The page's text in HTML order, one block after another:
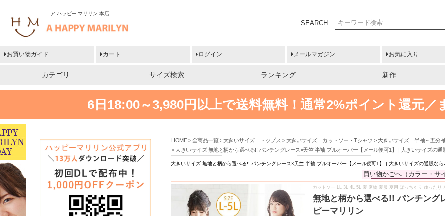
ア ハッピー マリリン 本店
SEARCH
お買い物ガイド カート ログイン メールマガジン お気に入り
カテゴリ サイズ検索 ランキング 新作
6日18:00～3,980円以上で送料無料！ 通常2%ポイント還元／
HOME 全商品一覧 大きいサイズ トップス 大きいサイズ カットソー・Tシャツ
大きいサイズ 半袖～五分袖
大きいサイズ 無地と柄から選べる!! パンチングレース×天竺 半袖 プルオーバー【メール便可1】 | 大きいサイズの通
大きいサイズ 無地と柄から選べる!! パンチングレース×天竺 半袖 プルオーバー【メール便可1】 | 大きいサイズの通販なら
買い物かごへ（カラー・サ
カットソー LL 3L 4L 5L 夏 夏物 夏服 夏用 ぽっちゃり ゆったり
無地と柄から選べる!! パンチング
ピーマリリン